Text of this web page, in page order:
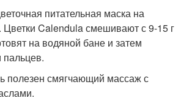
питательная маска на
Цветки Calendula смешивают с 9-15 г
на водяной бане и затем
пальцев.
полезен смягчающий массаж с